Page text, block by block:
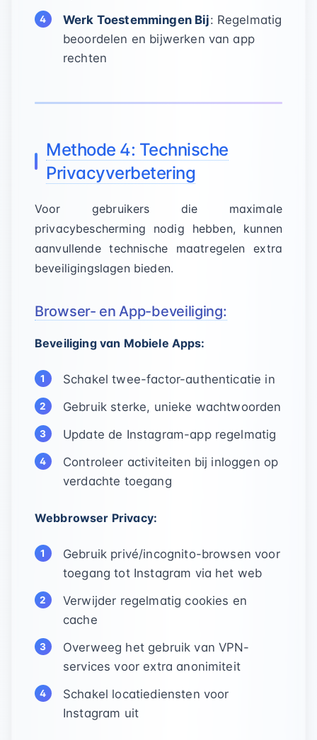
Werk Toestemmingen Bij: Regelmatig
beoordelen en bijwerken van app
rechten
Methode 4: Technische
Privacyverbetering
Voor gebruikers die maximale
privacybescherming nodig hebben, kunnen
aanvullende technische maatregelen extra
beveiligingslagen bieden.
Browser- en App-beveiliging:
Beveiliging van Mobiele Apps:
Schakel twee-factor-authenticatie in
Gebruik sterke, unieke wachtwoorden
Update de Instagram-app regelmatig
Controleer activiteiten bij inloggen op
verdachte toegang
Webbrowser Privacy:
Gebruik privé/incognito-browsen voor
toegang tot Instagram via het web
Verwijder regelmatig cookies en
cache
Overweeg het gebruik van VPN-
services voor extra anonimiteit
Schakel locatiediensten voor
Instagram uit